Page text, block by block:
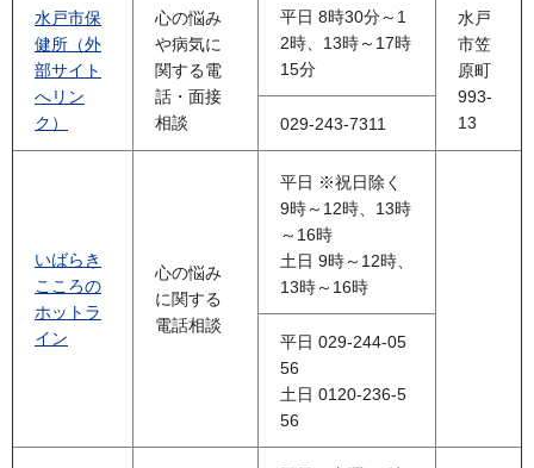
水戸市保
健所（外
部サイト
へリン
ク）
心の悩み
や病気に
関する電
話・面接
相談
平日 8時30分～1
2時、13時～17時
15分
水戸
市笠
原町
993-
13
029-243-7311
いばらき
こころの
ホットラ
イン
心の悩み
に関する
電話相談
平日 ※祝日除く
9時～12時、13時
～16時
土日 9時～12時、
13時～16時
平日 029-244-05
56
土日 0120-236-5
56